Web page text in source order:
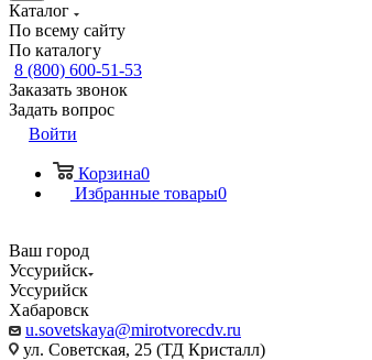
Каталог
По всему сайту
По каталогу
8 (800) 600-51-53
Заказать звонок
Задать вопрос
Войти
Корзина0
Избранные товары0
Ваш город
Уссурийск
Уссурийск
Хабаровск
u.sovetskaya@mirotvorecdv.ru
ул. Советская, 25 (ТД Кристалл)